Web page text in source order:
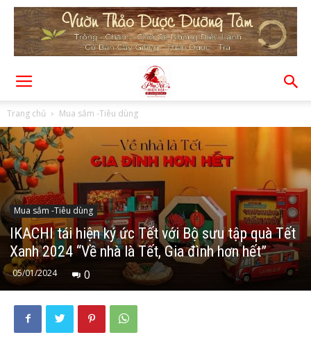
Trang chủ Mua sắm -Tiêu dùng
Mua sắm -Tiêu dùng
IKACHI tái hiện ký ức Tết với Bộ sưu tập quà Tết
Xanh 2024 “Về nhà là Tết, Gia đình hơn hết”
05/01/2024 0